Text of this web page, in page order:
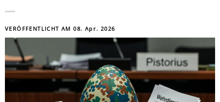
VERÖFFENTLICHT AM08. Apr. 2026